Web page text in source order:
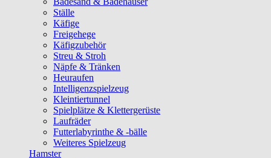
Ställe
Käfige
Freigehege
Käfigzubehör
Streu & Stroh
Näpfe & Tränken
Heuraufen
Intelligenzspielzeug
Kleintiertunnel
Spielplätze & Klettergerüste
Laufräder
Futterlabyrinthe & -bälle
Weiteres Spielzeug
Hamster